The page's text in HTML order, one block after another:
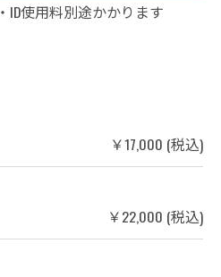
使用料別途かかります
￥17,000 (税込)
￥22,000 (税込)